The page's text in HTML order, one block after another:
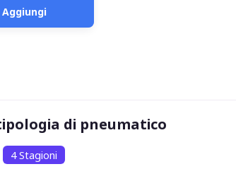
di pneumatico
4 Stagioni